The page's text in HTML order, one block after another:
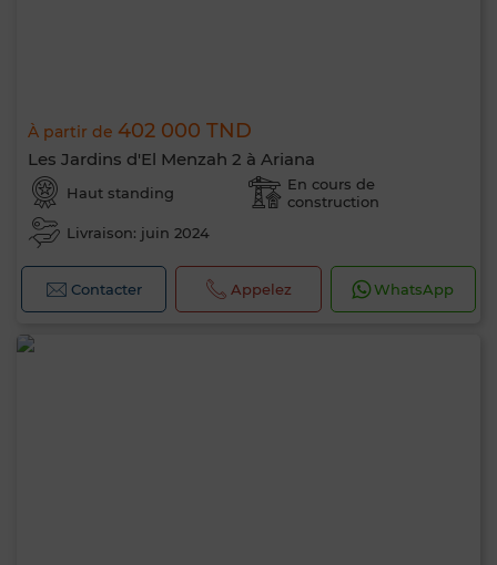
À partir de 402 000 TND
Les Jardins d'El Menzah 2 à Ariana
Haut standing
En cours de
construction
Livraison: juin 2024
Contacter Appelez WhatsApp